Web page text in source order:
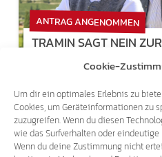
Cookie-
Um dir ein optimales Erlebnis zu
Cookies, um Geräteinformationen zu
zuzugreifen. Wenn du diesen
wie das Surfverhalten oder
Wenn du deine Zustimmung nicht
ANTRAG ANGENOMMEN
TRAMIN SAGT NEIN
DES UNTERLANDES